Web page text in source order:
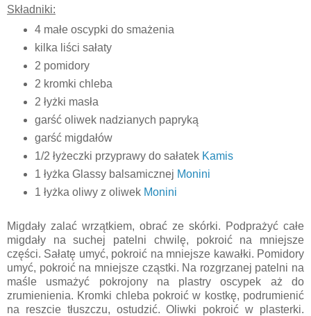
Składniki:
4 małe oscypki do smażenia
kilka liści sałaty
2 pomidory
2 kromki chleba
2 łyżki masła
garść oliwek nadzianych papryką
garść migdałów
1/2 łyżeczki przyprawy do sałatek Kamis
1 łyżka Glassy balsamicznej Monini
1 łyżka oliwy z oliwek Monini
Migdały zalać wrzątkiem, obrać ze skórki. Podprażyć całe
migdały na suchej patelni chwilę, pokroić na mniejsze
części. Sałatę umyć, pokroić na mniejsze kawałki. Pomidory
umyć, pokroić na mniejsze cząstki. Na rozgrzanej patelni na
maśle usmażyć pokrojony na plastry oscypek aż do
zrumienienia. Kromki chleba pokroić w kostkę, podrumienić
na reszcie tłuszczu, ostudzić. Oliwki pokroić w plasterki.